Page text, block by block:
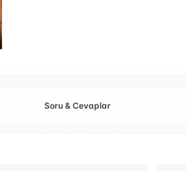
Soru & Cevaplar